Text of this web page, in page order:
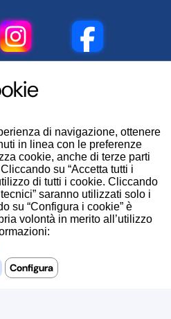
di navigazione, ottenere
in linea con le preferenze
cookie, anche di terze parti
su “Accetta tutti i
di tutti i cookie. Cliccando
saranno utilizzati solo i
su “Configura i cookie” è
volontà in merito all’utilizzo
Configura